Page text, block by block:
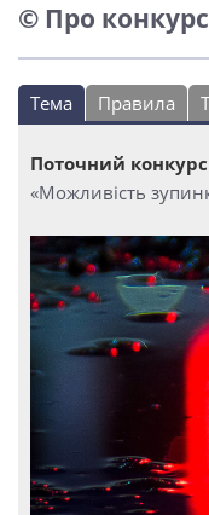
© Про
Тема Правила
Поточний конкурс
«Можливість